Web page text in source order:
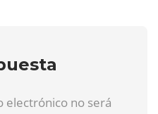
electrónico no será